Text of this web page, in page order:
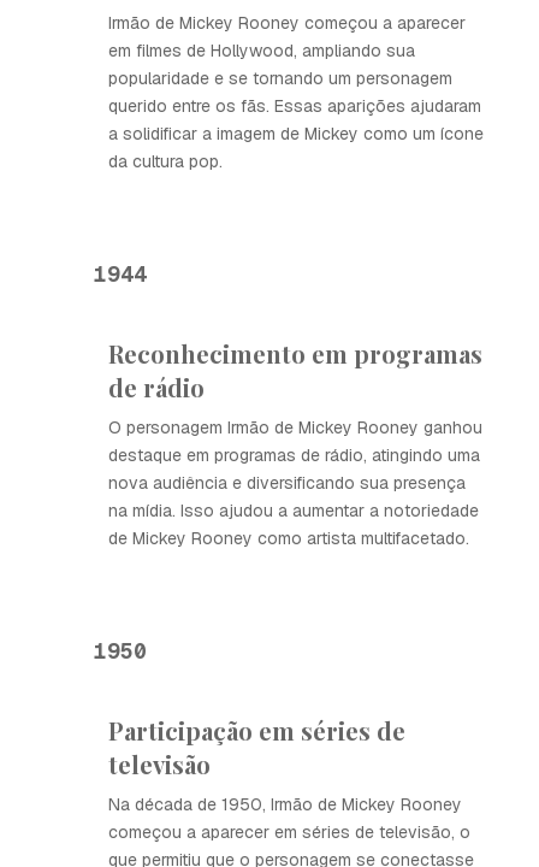
Irmão de Mickey Rooney começou a aparecer
em filmes de Hollywood, ampliando sua
popularidade e se tornando um personagem
querido entre os fãs. Essas aparições ajudaram
a solidificar a imagem de Mickey como um ícone
da cultura pop.
1944
Reconhecimento em programas
de rádio
O personagem Irmão de Mickey Rooney ganhou
destaque em programas de rádio, atingindo uma
nova audiência e diversificando sua presença
na mídia. Isso ajudou a aumentar a notoriedade
de Mickey Rooney como artista multifacetado.
1950
Participação em séries de
televisão
Na década de 1950, Irmão de Mickey Rooney
começou a aparecer em séries de televisão, o
que permitiu que o personagem se conectasse